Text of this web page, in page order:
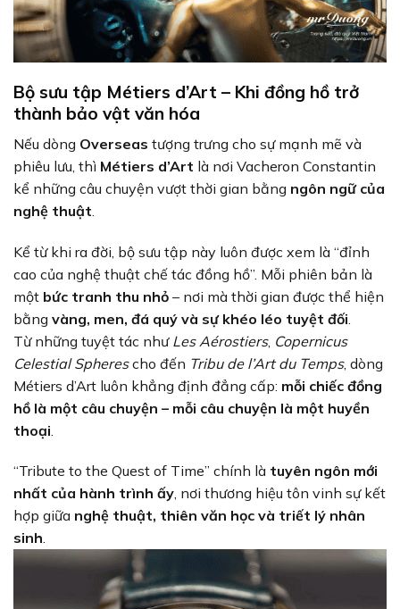
Bộ sưu tập Métiers d’Art – Khi đồng hồ trở
thành bảo vật văn hóa
Nếu dòng Overseas tượng trưng cho sự mạnh mẽ và
phiêu lưu, thì Métiers d’Art là nơi Vacheron Constantin
kể những câu chuyện vượt thời gian bằng ngôn ngữ của
nghệ thuật
Kể từ khi ra đời, bộ sưu tập này luôn được xem là “đỉnh
cao của nghệ thuật chế tác đồng hồ”. Mỗi phiên bản là
một bức tranh thu nhỏ – nơi mà thời gian được thể hiện
bằng vàng, men, đá quý và sự khéo léo tuyệt đối
Từ những tuyệt tác như Les Aérostiers, Copernicus
Celestial Spherescho đến Tribu de l’Art du Temps, dòng
Métiers d’Art luôn khẳng định đẳng cấp: mỗi chiếc đồng
hồ là một câu chuyện – mỗi câu chuyện là một huyền
thoại
“Tribute to the Quest of Time” chính là tuyên ngôn mới
nhất của hành trình ấy, nơi thương hiệu tôn vinh sự kết
hợp giữa nghệ thuật, thiên văn học và triết lý nhân
sinh.